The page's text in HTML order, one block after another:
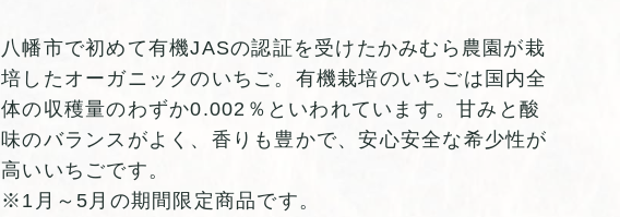
八幡市で初めて有機JASの認証を受けたかみむら農園が栽
培したオーガニックのいちご。有機栽培のいちごは国内全
体の収穫量のわずか0.002％といわれています。甘みと酸
味のバランスがよく、香りも豊かで、安心安全な希少性が
高いいちごです。
※1月～5月の期間限定商品です。